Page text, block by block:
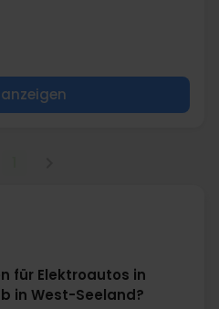
für Elektroautos in
in West-Seeland?